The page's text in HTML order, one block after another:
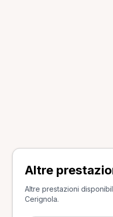
Altre
Altre prestazioni
Cerignola.